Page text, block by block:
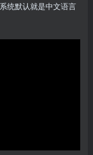
统默认就是中文语言